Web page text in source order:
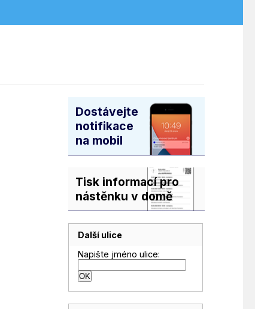
Dostávejte
notifikace
na mobil
Tisk informací pro
nástěnku v domě
Další ulice
Napište jméno ulice: